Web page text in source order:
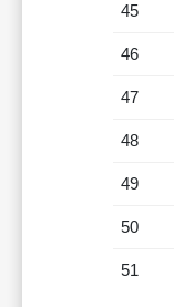
45
46
47
48
49
50
51